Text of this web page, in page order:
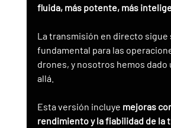
fluida, más potente, más
La transmisión en directo sigue
fundamental para las
drones, y nosotros hemos dado
allá.
Esta versión incluye mejoras
rendimiento y la fiabilidad de la